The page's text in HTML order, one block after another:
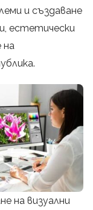
и създаване
естетически
на
на визуални